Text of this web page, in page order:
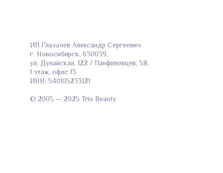
ИП Глазачев Александр Сергеевич
г. Новосибирск, 630039,
ул. Дунайская, 122 / Панфиловцев, 58,
1 этаж, офис 13
ИНН: 540105233121
© 2005 — 2025 Trio Beauty